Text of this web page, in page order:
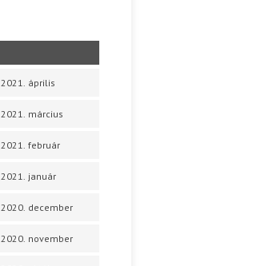
2021. április
2021. március
2021. február
2021. január
2020. december
2020. november